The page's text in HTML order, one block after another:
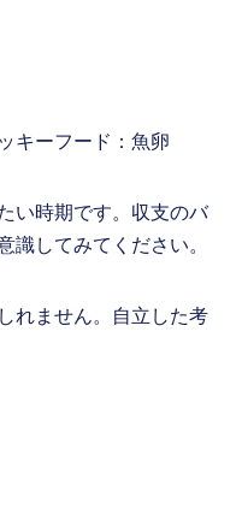
ーフード：魚卵
い時期です。収支のバ
識してみてください。
れません。自立した考